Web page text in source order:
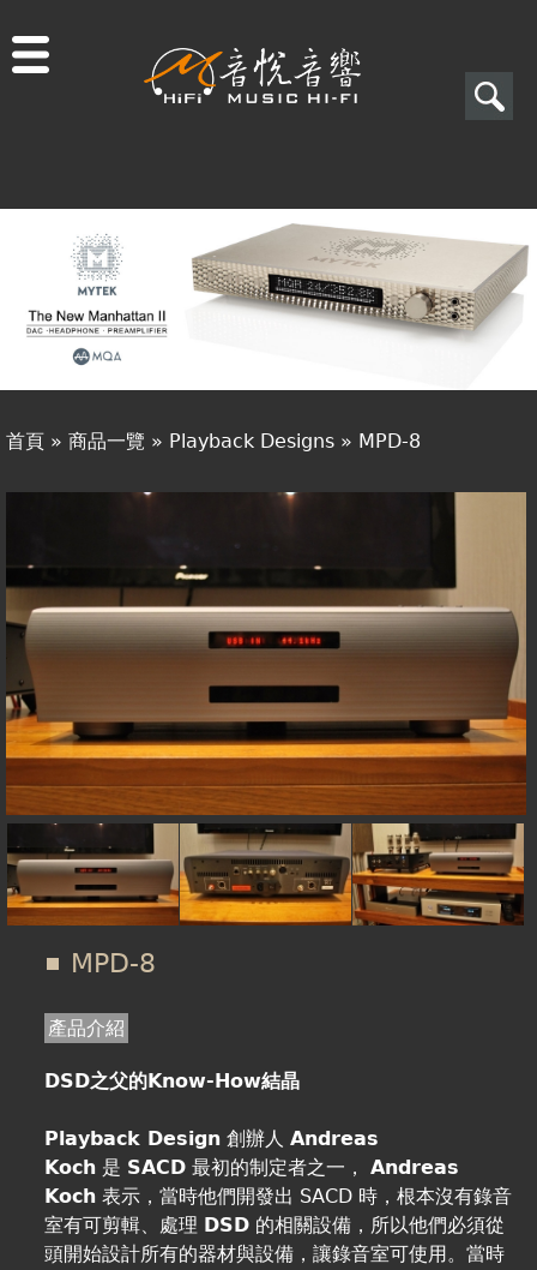
搜
表
單
搜
尋
商品一覽
二手專區
視聽專欄
購物須知
您
這
首頁 » 商品一覽 » Playback Designs » MPD-8
MPD-8
產品介紹
DSD之父的Know-How結晶
Playback Design 創辦人Andreas
Koch 是 SACD 最初的制定者之一，Andreas
Koch 表示，當時他們開發出 SACD 時，根本沒有錄音
室有可剪輯、處理 DSD 的相關設備，所以他們必須從
頭開始設計所有的器材與設備，讓錄音室可使用。當時